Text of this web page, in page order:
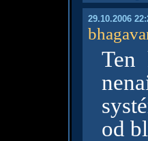
29.10.2006
Ten
od